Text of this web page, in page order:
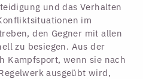
und das Verhalten
im
den Gegner mit allen
zu besiegen. Aus der
Kampfsport, wenn sie nach
ausgeübt wird,